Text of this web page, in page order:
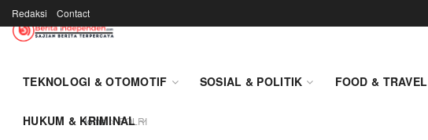
Redaksi Contact
TEKNOLOGI & OTOMOTIF SOSIAL & POLITIK FOOD & TRAVEL
HUKUM & KRIMINAL
Home POLRI